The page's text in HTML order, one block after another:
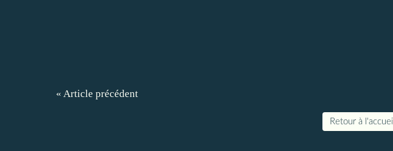
« Article précédent
Retour à l'accueil